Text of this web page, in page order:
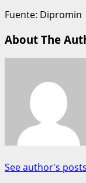
Fuente: Dipromin
About The
See author's posts